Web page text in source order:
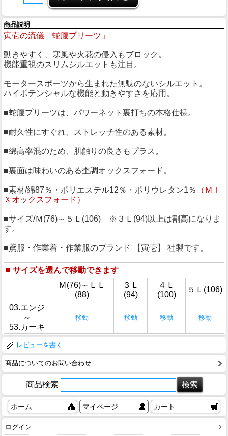
商品説明
寅壱の流儀「蛇腹プリーツ」
動きやすく、寒風や火花の侵入もブロック。
機能重視のスリムシルエットも注目。
モータースポーツから生まれた無駄のないシルエット。
ハイポテンシャルな機能と動きやすさを応用。
■蛇腹プリーツは、パワーネット裏打ちの本格仕様。
■耐久性にすぐれ、ストレッチ性のある素材。
■綿高率混のため、肌触りの良さもプラス。
■裏面は味わいのある杢調オックスフォード。
■素材/綿87％・ポリエステル12％・ポリウレタン1％
（ＭＩ
Ｘオックスフォード）
■サイズ/Ｍ(76)～５Ｌ(106) ※３Ｌ(94)以上は割高になりま
す。
■鳶服・作業着・作業服のブランド 【寅壱】 社製です。
■ サイズを選んで移動できます
Ｍ(76)～ＬＬ
(88)
３Ｌ
(94)
４Ｌ
(100)
５Ｌ(106)
03.エンジ
～
53.カーキ
移動 移動 移動 移動
レビューを書く
商品についてのお問い合わせ
商品検索
ホーム マイページ カート
ログイン